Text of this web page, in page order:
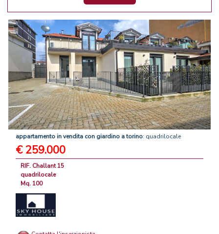
appartamento invendita con giardino atorino: quadrilocale
€ 259.000
RIF. Challant 15
quadrilocale
Mq. 100